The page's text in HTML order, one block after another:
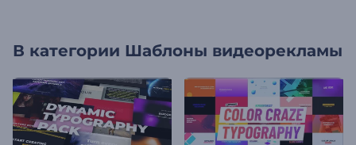
В категории Шаблоны видеорекламы